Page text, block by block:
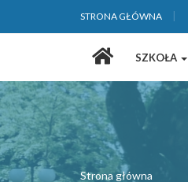
STRONA GŁÓWNA
główna
SZKOŁA
Strona główna